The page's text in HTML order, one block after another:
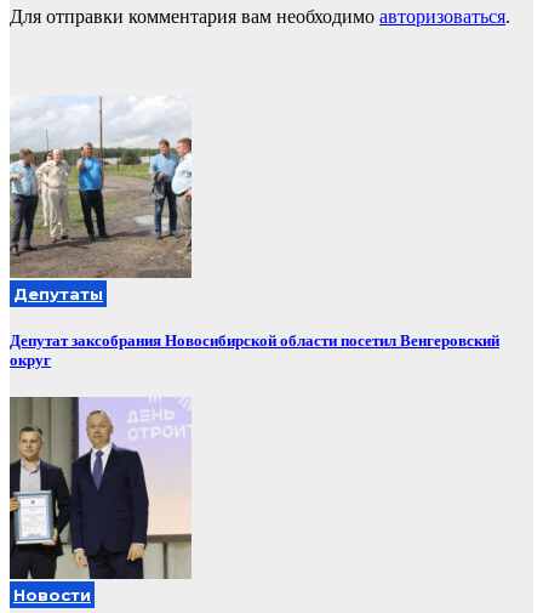
Для отправки комментария вам необходимо авторизоваться.
Депутаты
Депутат заксобрания Новосибирской области посетил Венгеровский
округ
Новости